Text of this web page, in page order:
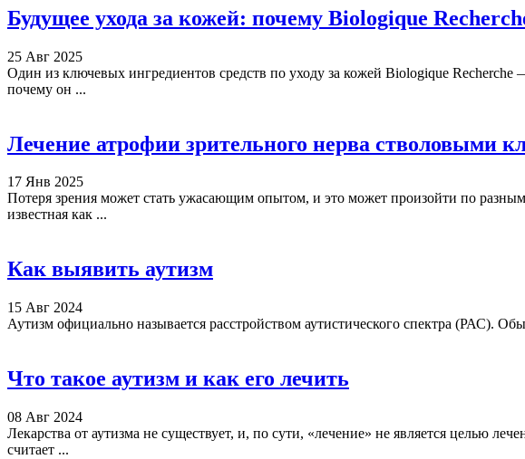
Будущее ухода за кожей: почему Biologique
25 Авг 2025
Один из ключевых ингредиентов средств по уходу за кожей Biologique
почему он ...
Лечение атрофии зрительного нерва стволовыми
17 Янв 2025
Потеря зрения может стать ужасающим опытом, и это может произойти по
известная как ...
Как выявить аутизм
15 Авг 2024
Аутизм официально называется расстройством аутистического спектра (РАС).
Что такое аутизм и как его лечить
08 Авг 2024
Лекарства от аутизма не существует, и, по сути, «лечение» не является целью
считает ...